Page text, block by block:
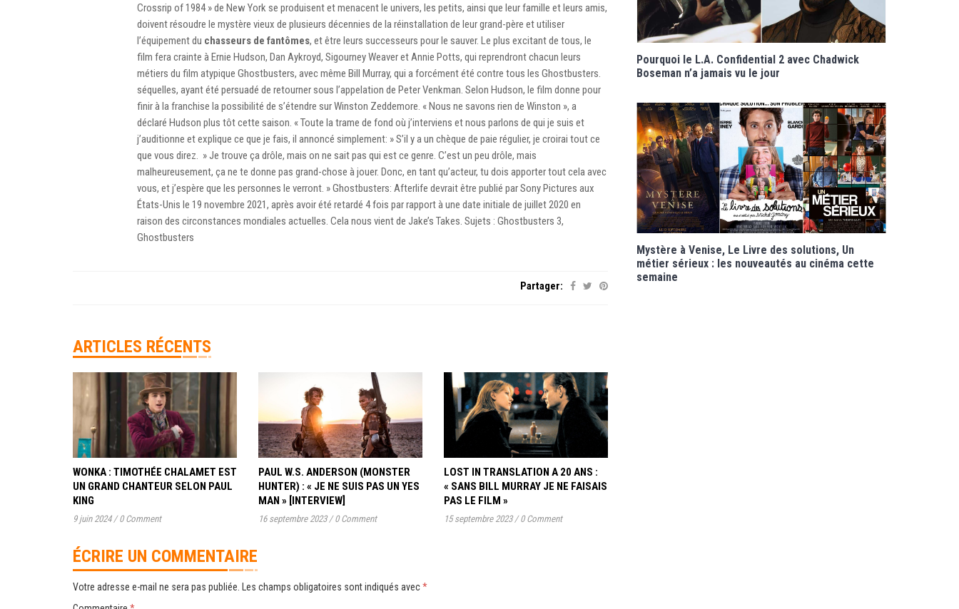
Crossrip of 1984 » de New York se produisent et menacent le univers, les petits, ainsi que leur famille et leurs amis,
doivent résoudre le mystère vieux de plusieurs décennies de la réinstallation de leur grand-père et utiliser
l’équipement du chasseurs de fantômes, et être leurs successeurs pour le sauver. Le plus excitant de tous, le
film fera crainte à Ernie Hudson, Dan Aykroyd, Sigourney Weaver et Annie Potts, qui reprendront chacun leurs
métiers du film atypique Ghostbusters, avec même Bill Murray, qui a forcément été contre tous les Ghostbusters.
séquelles, ayant été persuadé de retourner sous l’appelation de Peter Venkman. Selon Hudson, le film donne pour
finir à la franchise la possibilité de s’étendre sur Winston Zeddemore. « Nous ne savons rien de Winston », a
déclaré Hudson plus tôt cette saison. « Toute la trame de fond où j’interviens et nous parlons de qui je suis et
j’auditionne et explique ce que je fais, il annoncé simplement: » S’il y a un chèque de paie régulier, je croirai tout ce
que vous direz. » Je trouve ça drôle, mais on ne sait pas qui est ce genre. C’est un peu drôle, mais
malheureusement, ça ne te donne pas grand-chose à jouer. Donc, en tant qu’acteur, tu dois apporter tout cela avec
vous, et j’espère que les personnes le verront. » Ghostbusters: Afterlife devrait être publié par Sony Pictures aux
États-Unis le 19 novembre 2021, après avoir été retardé 4 fois par rapport à une date initiale de juillet 2020 en
raison des circonstances mondiales actuelles. Cela nous vient de Jake’s Takes. Sujets : Ghostbusters 3,
Ghostbusters
Partager:
ARTICLES RÉCENTS
WONKA : TIMOTHÉE CHALAMET EST
UN GRAND CHANTEUR SELON PAUL
KING
9 juin 2024 / 0 Comment
PAUL W.S. ANDERSON (MONSTER
HUNTER) : « JE NE SUIS PAS UN YES
MAN » [INTERVIEW]
16 septembre 2023 / 0 Comment
LOST IN TRANSLATION A 20 ANS :
« SANS BILL MURRAY JE NE FAISAIS
PAS LE FILM »
15 septembre 2023 / 0 Comment
ÉCRIRE UN COMMENTAIRE
Votre adresse e-mail ne sera pas publiée. Les champs obligatoires sont indiqués avec*
Pourquoi le L.A. Confidential 2 avec Chadwick
Boseman n’a jamais vu le jour
Mystère à Venise, Le Livre des solutions, Un
métier sérieux : les nouveautés au cinéma cette
semaine